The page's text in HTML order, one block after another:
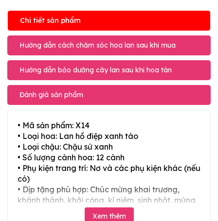
Chi tiết sản phẩm
Hướng dẫn cách chăm sóc hoa lan sau khi mua
Hướng dẫn bảo dưỡng cây lan sau khi hoa tàn
Đánh giá sản phẩm
• Mã sản phẩm: X14
• Loại hoa: Lan hồ điệp xanh táo
• Loại chậu: Chậu sứ xanh
• Số lượng cành hoa: 12 cành
• Phụ kiện trang trí: Nơ và các phụ kiện khác (nếu
có)
• Dịp tặng phù hợp: Chúc mừng khai trương,
khánh thành, khởi công, kỉ niệm, sinh nhật, mừng
thọ, mừng cưới, tân gia và các ngày lễ tết trong
Xem thêm